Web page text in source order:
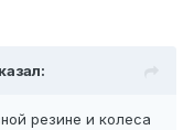
резине и колеса